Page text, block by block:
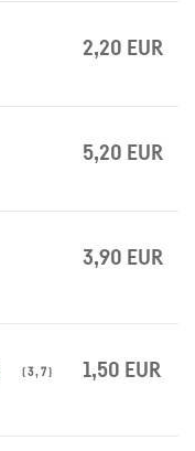
2,20 EUR
5,20 EUR
3,90 EUR
(3,7) 1,50 EUR